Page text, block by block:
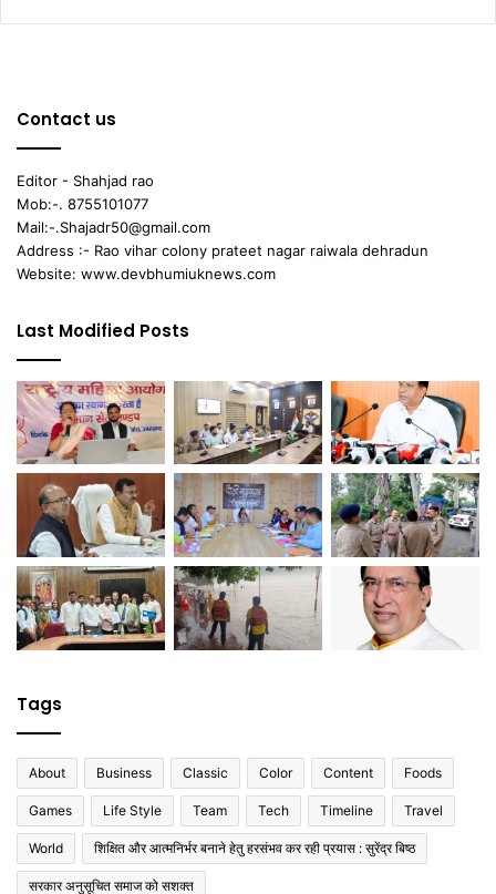
Contact us
Editor - Shahjad rao
Mob:-. 8755101077
Mail:-.Shajadr50@gmail.com
Address :- Rao vihar colony prateet nagar raiwala dehradun
Website: www.devbhumiuknews.com
Last Modified Posts
Tags
About Business Classic Color Content Foods
Games Life Style Team Tech Timeline Travel
World शिक्षित और आत्मनिर्भर बनाने हेतु हरसंभव कर रही प्रयास : सुरेंद्र बिष्ठ
सरकार अनुसूचित समाज को सशक्त